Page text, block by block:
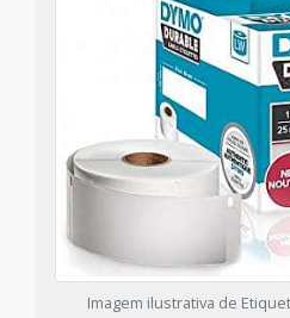
Imagem ilustrativa de